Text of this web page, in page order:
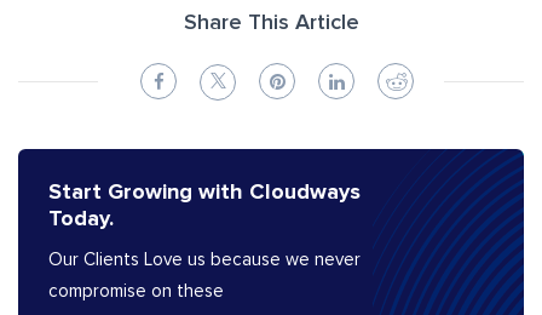
Share This Article
Start Growing with Cloudways
Today.
Our Clients Love us because we never
compromise on these